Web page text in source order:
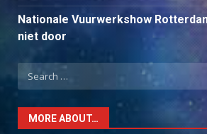
Nationale Vuurwerkshow
niet door
Search
for:
MORE ABOUT…